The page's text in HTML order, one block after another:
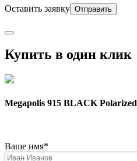
Оставить заявку
Купить в один клик
Megapolis 915 BLACK Polarized
Ваше имя*